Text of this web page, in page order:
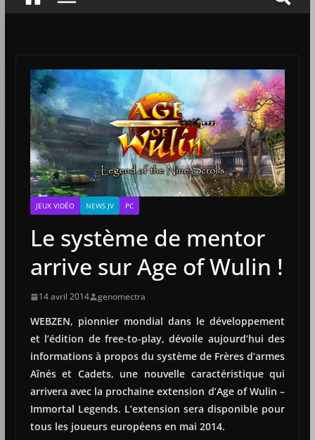
JEUX VIDÉO NEWS JV PC
Le système de mentor
arrive sur Age of Wulin !
14 avril 2014 genomectra
WEBZEN, pionnier mondial dans le développement
et l’édition de free-to-play, dévoile aujourd’hui des
informations à propos du système de Frères d’armes
Aînés et Cadets, une nouvelle caractéristique qui
arrivera avec la prochaine extension d’Age of Wulin –
Immortal Legends. L’extension sera disponible pour
tous les joueurs européens en mai 2014.